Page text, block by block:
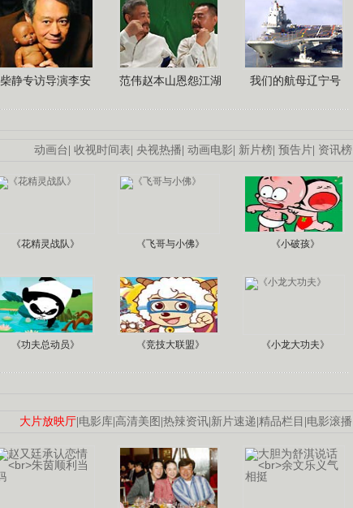
柴静专访导演李安 范伟赵本山恩怨江湖 我们的航母辽宁号
动画台 收视时间表 央视热播 动画电影 新片榜 预告片 资讯榜
《花精灵战队》 《飞哥与小佛》 《小破孩》
《功夫总动员》 《竞技大联盟》 《小龙大功夫》
大片放映厅 电影库 高清美图 热辣资讯 新片速递 精品栏目 电影滚播